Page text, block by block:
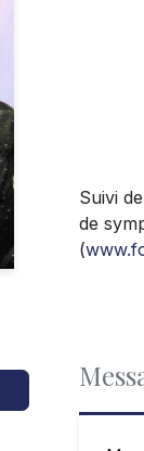
Suivi
de
(